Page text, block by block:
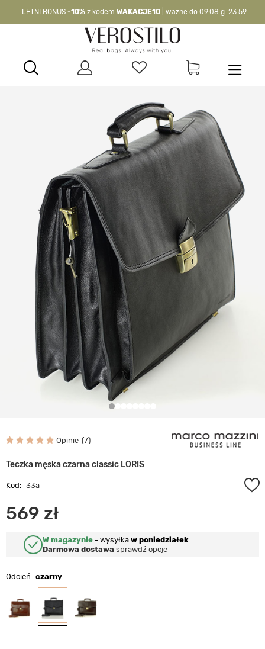
LETNI BONUS -10% z kodem WAKACJE10 | ważne do 09.08 g. 23:59
WAKACJE10| nie dotyczy produktów z flagą OKAZJA >
Opinie 7
Teczka męska czarna classic LORIS
Kod: 33a
569 zł
W magazynie - wysyłka w poniedziałek
Darmowa dostawa sprawdź opcje
Odcień czarny